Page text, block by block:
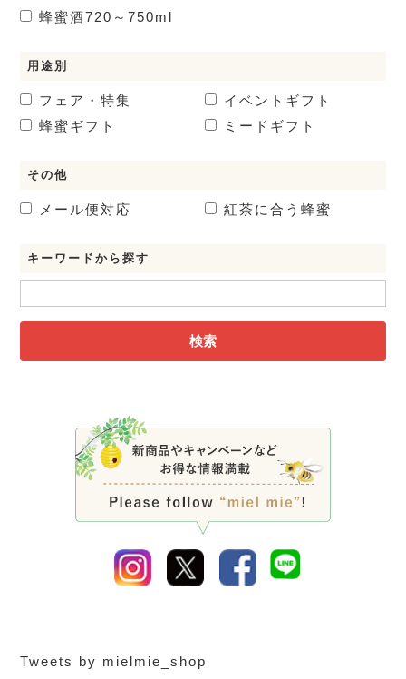
蜂蜜酒720～750ml
用途別
フェア・特集
イベントギフト
蜂蜜ギフト
ミードギフト
その他
メール便対応 紅茶に合う蜂蜜
キーワードから探す
検索
Tweets by mielmie_shop